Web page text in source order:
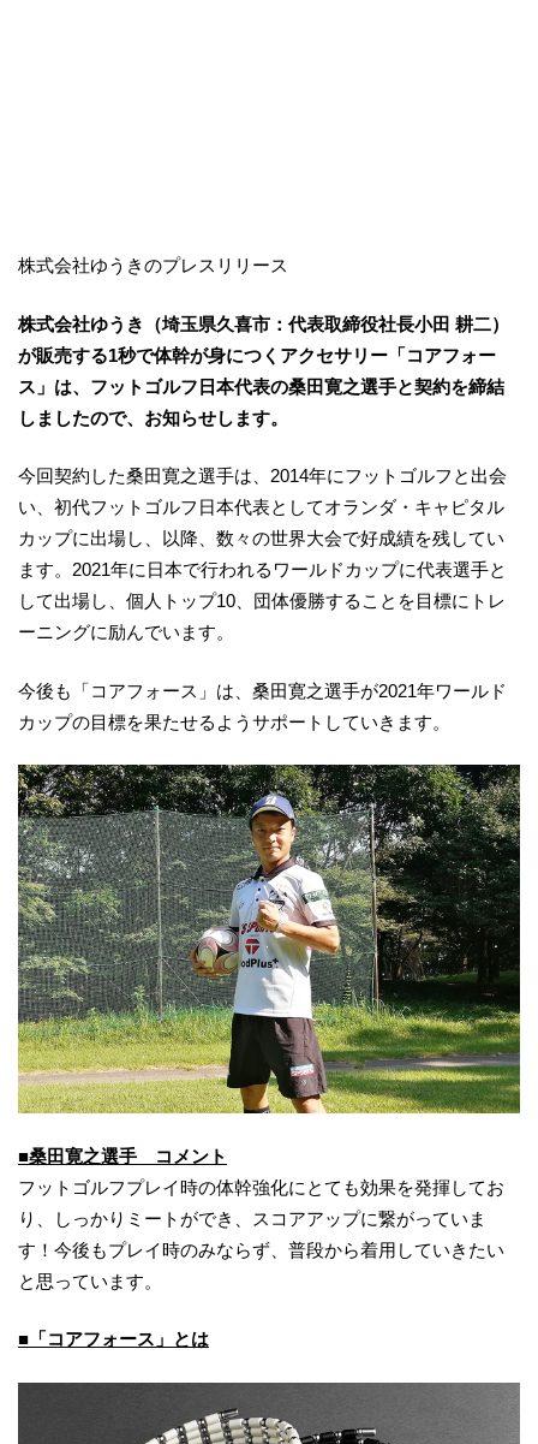
株式会社ゆうきのプレスリリース
株式会社ゆうき（埼玉県久喜市：代表取締役社長小田 耕二）
が販売する1秒で体幹が身につくアクセサリー「コアフォー
ス」は、フットゴルフ日本代表の桑田寛之選手と契約を締結
しましたので、お知らせします。
今回契約した桑田寛之選手は、2014年にフットゴルフと出会
い、初代フットゴルフ日本代表としてオランダ・キャピタル
カップに出場し、以降、数々の世界大会で好成績を残してい
ます。2021年に日本で行われるワールドカップに代表選手と
して出場し、個人トップ10、団体優勝することを目標にトレ
ーニングに励んでいます。
今後も「コアフォース」は、桑田寛之選手が2021年ワールド
カップの目標を果たせるようサポートしていきます。
■桑田寛之選手 コメント
フットゴルフプレイ時の体幹強化にとても効果を発揮してお
り、しっかりミートができ、スコアアップに繋がっていま
す！今後もプレイ時のみならず、普段から着用していきたい
と思っています。
■「コアフォース」とは